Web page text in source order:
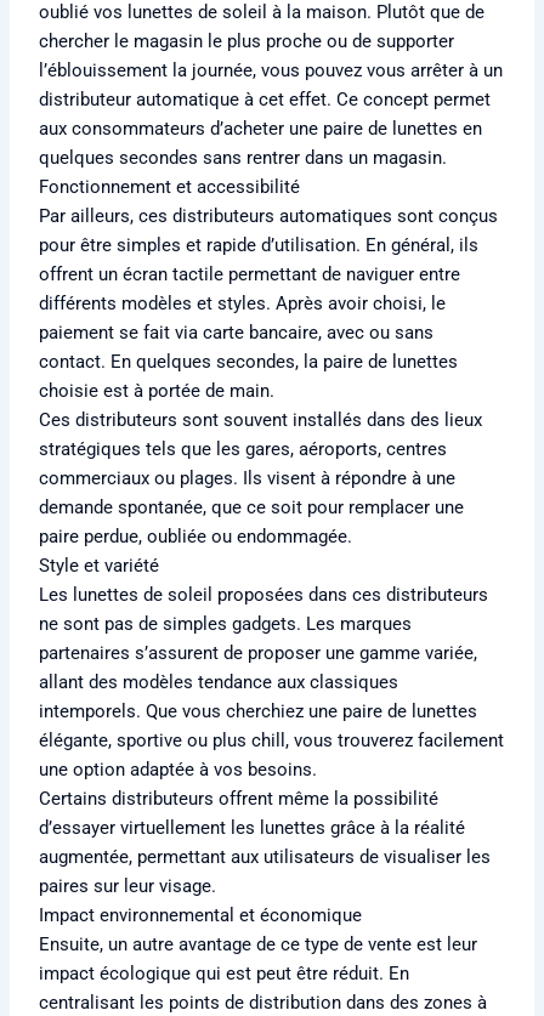
oublié vos lunettes de soleil à la maison. Plutôt que de
chercher le magasin le plus proche ou de supporter
l’éblouissement la journée, vous pouvez vous arrêter à un
distributeur automatique à cet effet. Ce concept permet
aux consommateurs d’acheter une paire de lunettes en
quelques secondes sans rentrer dans un magasin.
Fonctionnement et accessibilité
Par ailleurs, ces distributeurs automatiques sont conçus
pour être simples et rapide d’utilisation. En général, ils
offrent un écran tactile permettant de naviguer entre
différents modèles et styles. Après avoir choisi, le
paiement se fait via carte bancaire, avec ou sans
contact. En quelques secondes, la paire de lunettes
choisie est à portée de main.
Ces distributeurs sont souvent installés dans des lieux
stratégiques tels que les gares, aéroports, centres
commerciaux ou plages. Ils visent à répondre à une
demande spontanée, que ce soit pour remplacer une
paire perdue, oubliée ou endommagée.
Style et variété
Les lunettes de soleil proposées dans ces distributeurs
ne sont pas de simples gadgets. Les marques
partenaires s’assurent de proposer une gamme variée,
allant des modèles tendance aux classiques
intemporels. Que vous cherchiez une paire de lunettes
élégante, sportive ou plus chill, vous trouverez facilement
une option adaptée à vos besoins.
Certains distributeurs offrent même la possibilité
d’essayer virtuellement les lunettes grâce à la réalité
augmentée, permettant aux utilisateurs de visualiser les
paires sur leur visage.
Impact environnemental et économique
Ensuite, un autre avantage de ce type de vente est leur
impact écologique qui est peut être réduit. En
centralisant les points de distribution dans des zones à